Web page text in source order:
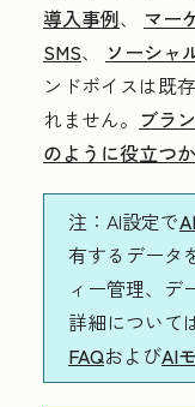
導入事例、 マー
SMS、 ソーシャ
ンドボイスは既
れません。 ブラ
のように役立つか
注 ：AI設定で
有するデータ
ィー管理、デ
詳細について
FAQおよびAI